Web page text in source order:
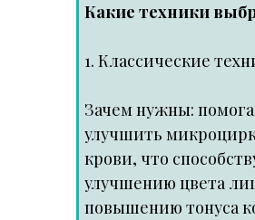
Какие техники
1. Классические
Зачем нужны:
улучшить
крови, что
улучшению цвета
повышению тонуса